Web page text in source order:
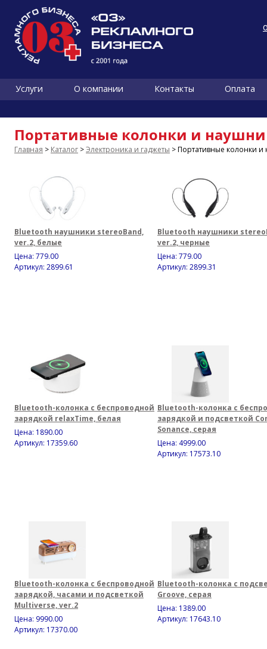
Услуги О компании Контакты Оплата
Портативные колонки и
Главная > Каталог >Электроника и гаджеты > Портативные колонки
Bluetooth наушники stereoBand,
ver.2, белые
Цена: 779.00
Артикул: 2899.61
Bluetooth наушники
ver.2, черные
Цена: 779.00
Артикул: 2899.31
Bluetooth-колонка с беспроводной
зарядкой relaxTime, белая
Цена: 1890.00
Артикул: 17359.60
Bluetooth-колонка с
зарядкой и подсветкой
Sonance, серая
Цена: 4999.00
Артикул: 17573.10
Bluetooth-колонка с беспроводной
зарядкой, часами и подсветкой
Multiverse, ver.2
Цена: 9990.00
Артикул: 17370.00
Bluetooth-колонка с
Groove, серая
Цена: 1389.00
Артикул: 17643.10